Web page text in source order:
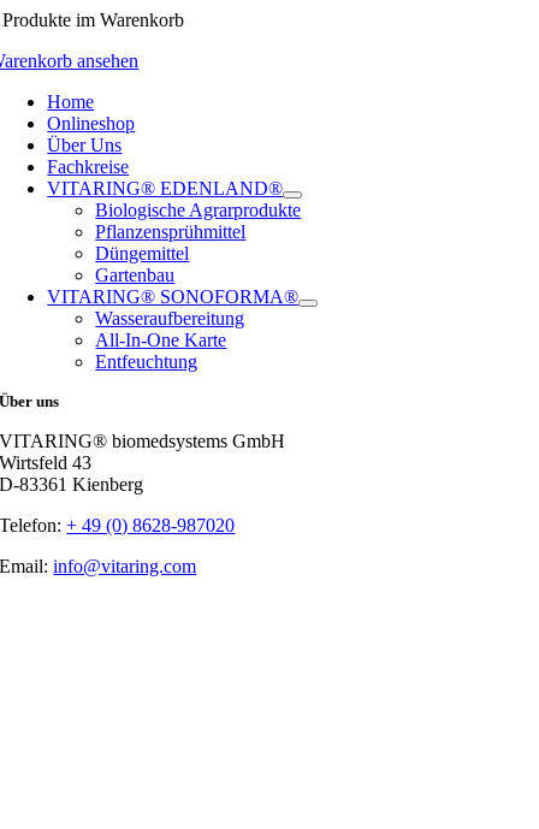
im Warenkorb
ansehen
Home
Onlineshop
Über Uns
Fachkreise
VITARING® EDENLAND®
Biologische Agrarprodukte
Pflanzensprühmittel
Düngemittel
Gartenbau
VITARING® SONOFORMA®
Wasseraufbereitung
All-In-One Karte
Entfeuchtung
Über uns
VITARING® biomedsystems GmbH
Wirtsfeld 43
D-83361 Kienberg
Telefon:+ 49 (0) 8628-987020
Email:info@vitaring.com